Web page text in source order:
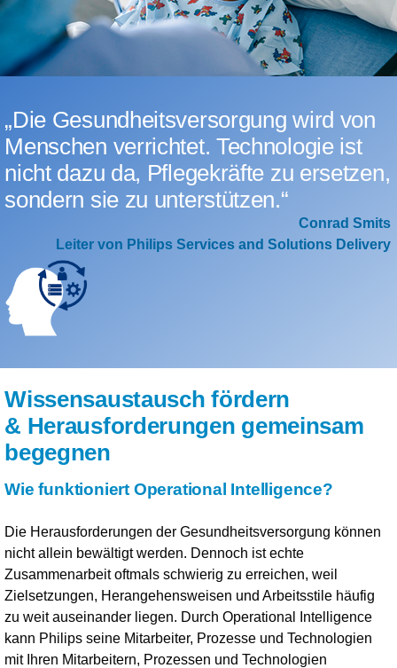
„Die Gesundheitsversorgung wird von
Menschen verrichtet. Technologie ist
nicht dazu da, Pflegekräfte zu ersetzen,
sondern sie zu unterstützen.“
Conrad Smits
Leiter von Philips Services and Solutions Delivery
Wissensaustausch fördern
& Herausforderungen gemeinsam
begegnen
Wie funktioniert Operational Intelligence?
Die Herausforderungen der Gesundheitsversorgung können
nicht allein bewältigt werden. Dennoch ist echte
Zusammenarbeit oftmals schwierig zu erreichen, weil
Zielsetzungen, Herangehensweisen und Arbeitsstile häufig
zu weit auseinander liegen. Durch Operational Intelligence
kann Philips seine Mitarbeiter, Prozesse und Technologien
mit Ihren Mitarbeitern, Prozessen und Technologien